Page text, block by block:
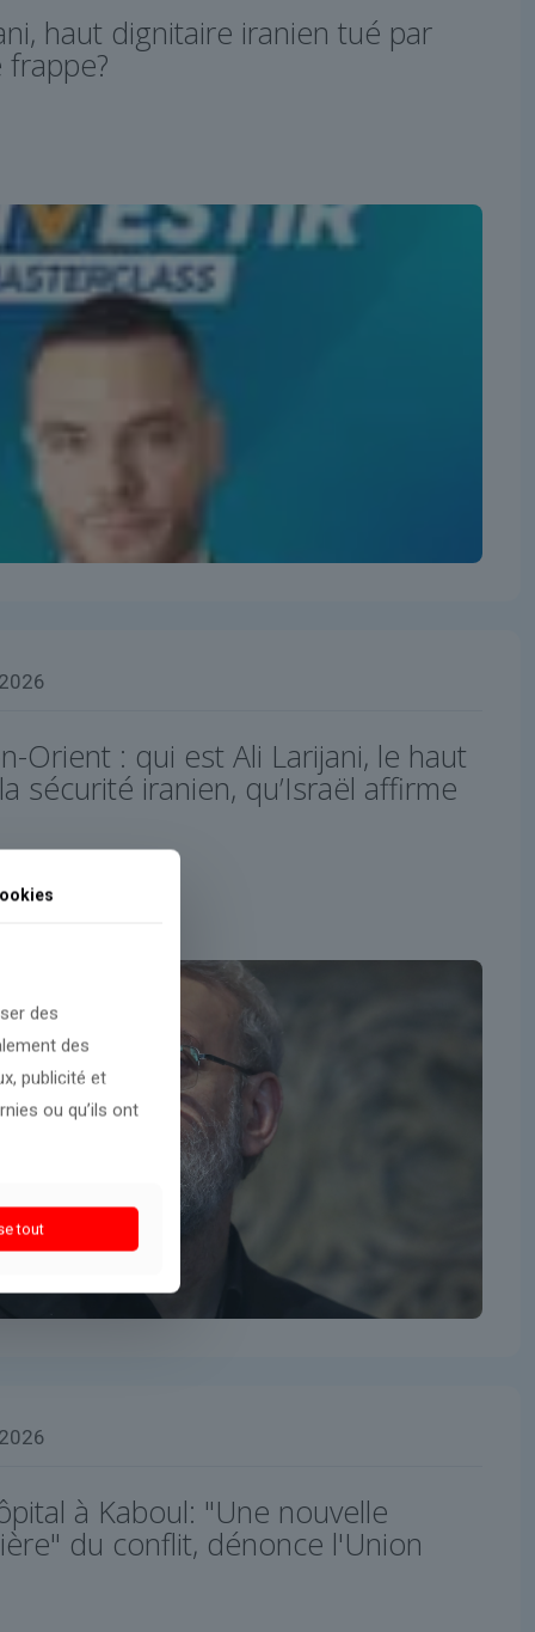
haut dignitaire iranien tué par
Orient : qui est Ali Larijani, le haut
sécurité iranien, qu’Israël affirme
à Kaboul: "Une nouvelle
du conflit, dénonce l'Union
des
des
publicité et
ou qu’ils ont
tout